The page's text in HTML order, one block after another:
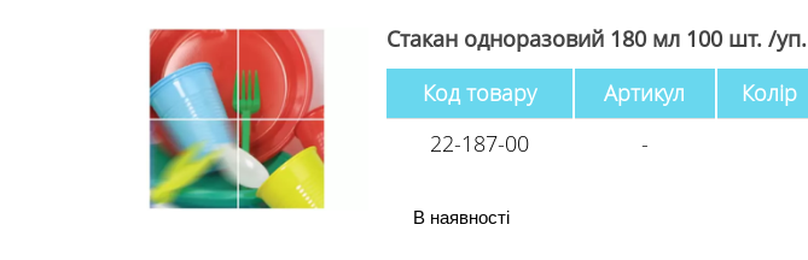
Стакан одноразовий 180 мл 100 шт. /уп.
Код товару
Артикул Колір
22-187-00
-
В наявності